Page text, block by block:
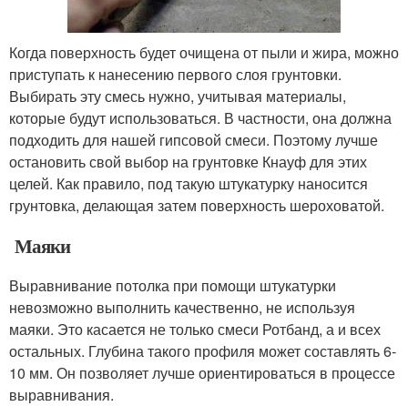
Когда поверхность будет очищена от пыли и жира, можно
приступать к нанесению первого слоя грунтовки.
Выбирать эту смесь нужно, учитывая материалы,
которые будут использоваться. В частности, она должна
подходить для нашей гипсовой смеси. Поэтому лучше
остановить свой выбор на грунтовке Кнауф для этих
целей. Как правило, под такую штукатурку наносится
грунтовка, делающая затем поверхность шероховатой.
Маяки
Выравнивание потолка при помощи штукатурки
невозможно выполнить качественно, не используя
маяки. Это касается не только смеси Ротбанд, а и всех
остальных. Глубина такого профиля может составлять 6-
10 мм. Он позволяет лучше ориентироваться в процессе
выравнивания.